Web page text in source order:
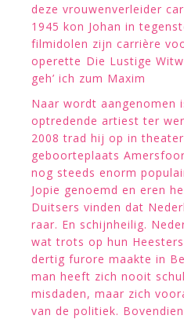
deze vrouwenverleider
1945 kon Johan in
filmidolen zijn carrière
operette Die Lustige
geh’ ich zum Maxim
Naar wordt aangenomen
optredende artiest ter
2008 trad hij op in
geboorteplaats
nog steeds enorm
Jopie genoemd en eren
Duitsers vinden dat
raar. En schijnheilig.
wat trots op hun
dertig furore maakte in
man heeft zich nooit
misdaden, maar zich
van de politiek.